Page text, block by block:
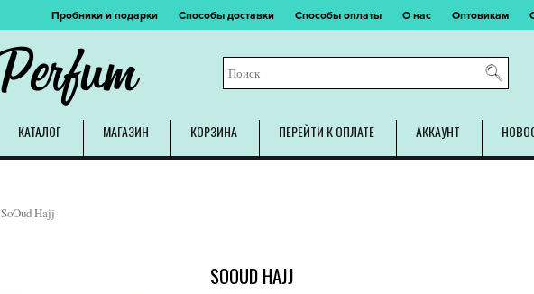
Пробники и подарки Способы доставки Способы оплаты О нас Оптовикам
КАТАЛОГ МАГАЗИН КОРЗИНА ПЕРЕЙТИ К ОПЛАТЕ АККАУНТ
Hajj
SOOUD HAJJ